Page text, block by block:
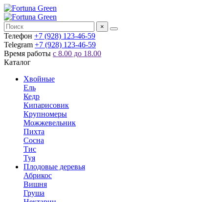
×
Телефон +7 (928) 123-46-59
Telegram +7 (928) 123-46-59
Время работы с 8.00 до 18.00
Каталог
Хвойные
Ель
Кедр
Кипарисовик
Крупномеры
Можжевельник
Пихта
Сосна
Тис
Туя
Плодовые деревья
Абрикос
Вишня
Груша